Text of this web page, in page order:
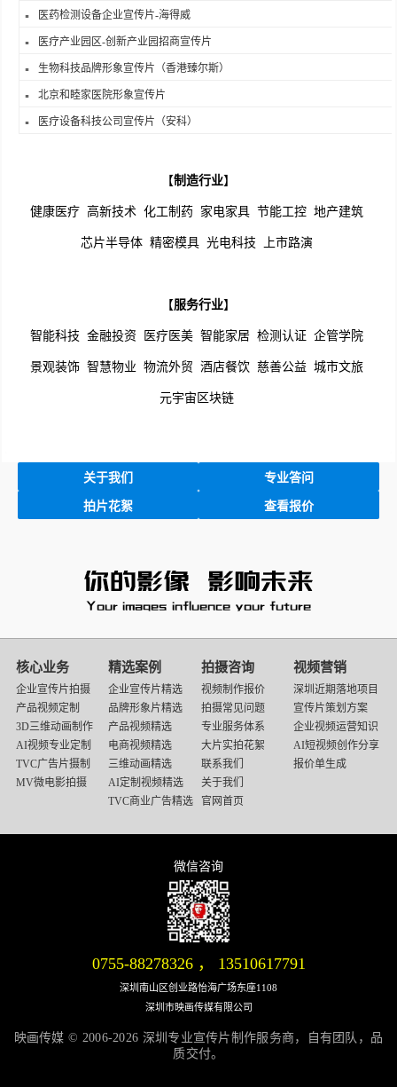
医药检测设备企业宣传片-海得威
医疗产业园区-创新产业园招商宣传片
生物科技品牌形象宣传片（香港臻尔斯）
北京和睦家医院形象宣传片
医疗设备科技公司宣传片（安科）
【制造行业】
健康医疗 高新技术 化工制药 家电家具 节能工控 地产建筑
芯片半导体 精密模具 光电科技 上市路演
【服务行业】
智能科技 金融投资 医疗医美 智能家居 检测认证 企管学院
景观装饰 智慧物业 物流外贸 酒店餐饮 慈善公益 城市文旅
元宇宙区块链
关于我们 专业答问
拍片花絮 查看报价
核心业务
企业宣传片拍摄
产品视频定制
3D三维动画制作
AI视频专业定制
TVC广告片摄制
MV微电影拍摄
精选案例
企业宣传片精选
品牌形象片精选
产品视频精选
电商视频精选
三维动画精选
AI定制视频精选
TVC商业广告精选
拍摄咨询
视频制作报价
拍摄常见问题
专业服务体系
大片实拍花絮
联系我们
关于我们
官网首页
视频营销
深圳近期落地项目
宣传片策划方案
企业视频运营知识
AI短视频创作分享
报价单生成
微信咨询
0755-88278326， 13510617791
深圳南山区创业路怡海广场东座1108
深圳市映画传媒有限公司
映画传媒 © 2006-2026 深圳专业宣传片制作服务商，自有团队，品
质交付。